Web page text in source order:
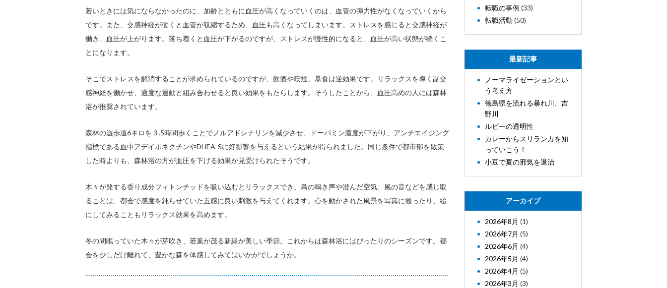
若いときには気にならなかったのに、加齢とともに血圧が高くなっていくのは、血管の弾力性がなくなっていくから
です。また、交感神経が働くと血管が収縮するため、血圧も高くなってしまいます。ストレスを感じると交感神経が
働き、血圧が上がります。落ち着くと血圧が下がるのですが、ストレスが慢性的になると、血圧が高い状態が続くこ
とになります。
そこでストレスを解消することが求められているのですが、飲酒や喫煙、暴食は逆効果です。リラックスを導く副交
感神経を働かせ、適度な運動と組み合わせると良い効果をもたらします。そうしたことから、血圧高めの人には森林
浴が推奨されています。
森林の遊歩道6キロを３.5時間歩くことでノルアドレナリンを減少させ、ドーパミン濃度が下がり、アンチエイジング
指標である血中アデイポネクチンやDHEA-Sに好影響を与えるという結果が得られました。同じ条件で都市部を散策
した時よりも、森林浴の方が血圧を下げる効果が見受けられたそうです。
木々が発する香り成分フィトンチッドを吸い込むとリラックスでき、鳥の鳴き声や澄んだ空気、風の音などを感じ取
ることは、都会で感度を鈍らせていた五感に良い刺激を与えてくれます。心を動かされた風景を写真に撮ったり、絵
にしてみることもリラックス効果を高めます。
冬の間眠っていた木々が芽吹き、若葉が茂る新緑が美しい季節。これからは森林浴にはぴったりのシーズンです。都
会を少しだけ離れて、豊かな森を体感してみてはいかがでしょうか。
転職の事例 (33)
転職活動 (50)
最新記事
ノーマライゼーションとい
う考え方
徳島県を流れる暴れ川、吉
野川
ルビーの透明性
カレーからスリランカを知
っていこう！
小豆で夏の邪気を退治
アーカイブ
2026年8月 (1)
2026年7月 (5)
2026年6月 (4)
2026年5月 (4)
2026年4月 (5)
2026年3月 (3)